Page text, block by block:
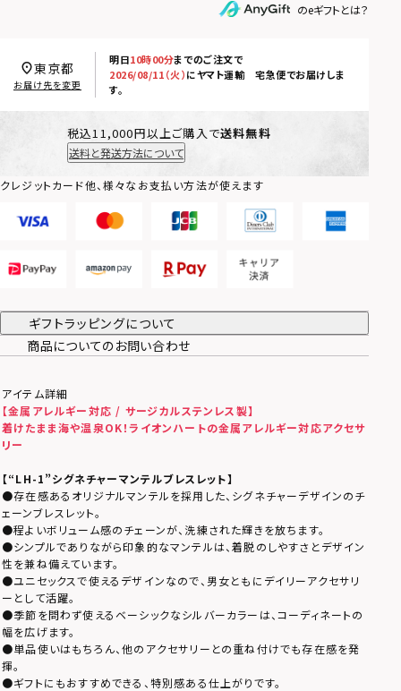
のeギフトとは？
明日10時00分までのご注文で
2026/08/11（火）にヤマト運輸 宅急便でお届けしま
す。
東京都
お届け先を変更
税込11,000円以上ご購入で送料無料
送料と発送方法について
クレジットカード他、様々なお支払い方法が使えます
ギフトラッピングについて
商品についてのお問い合わせ
アイテム詳細
【金属アレルギー対応 / サージカルステンレス製】
着けたまま海や温泉OK！ライオンハートの金属アレルギー対応アクセサ
リー
【“LH-1”シグネチャーマンテルブレスレット】
●存在感あるオリジナルマンテルを採用した、シグネチャーデザインのチ
ェーンブレスレット。
●程よいボリューム感のチェーンが、洗練された輝きを放ちます。
●シンプルでありながら印象的なマンテルは、着脱のしやすさとデザイン
性を兼ね備えています。
●ユニセックスで使えるデザインなので、男女ともにデイリーアクセサリ
ーとして活躍。
●季節を問わず使えるベーシックなシルバーカラーは、コーディネートの
幅を広げます。
●単品使いはもちろん、他のアクセサリーとの重ね付けでも存在感を発
揮。
●ギフトにもおすすめできる、特別感ある仕上がりです。